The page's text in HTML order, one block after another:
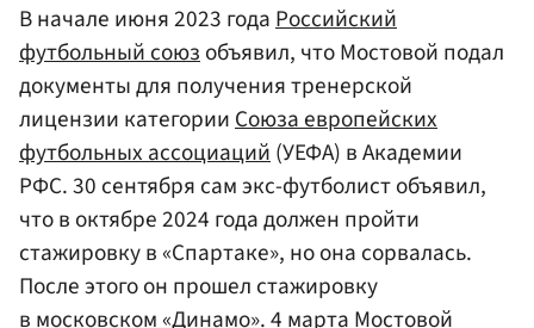
В начале июня 2023 годаРоссийский
футбольный союзобъявил, что Мостовой подал
документы для получения тренерской
лицензии категорииСоюза европейских
футбольных ассоциаций(УЕФА) в Академии
РФС. 30 сентября сам экс-футболист объявил,
что в октябре 2024 года должен пройти
стажировку в «Спартаке», но она сорвалась.
После этого он прошел стажировку
вмосковском «Динамо». 4 марта Мостовой